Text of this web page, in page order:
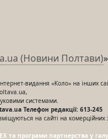
(Новини Полтави)
видання «Коло» на інших
системами.
Телефон редакції: 613-245
на сайті на комерційних
та програми партнерства у